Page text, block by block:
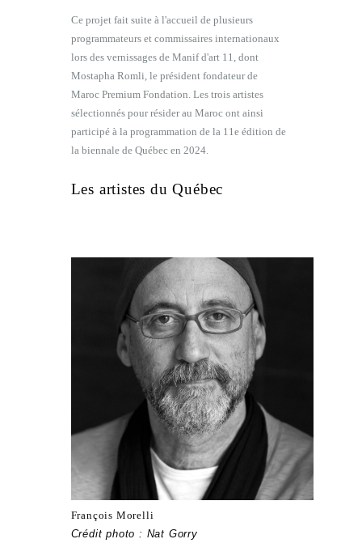
Ce projet fait suite à l'accueil de plusieurs
programmateurs et commissaires internationaux
lors des vernissages de Manif d'art 11, dont
Mostapha Romli, le président fondateur de
Maroc Premium Fondation. Les trois artistes
sélectionnés pour résider au Maroc ont ainsi
participé à la programmation de la 11e édition de
la biennale de Québec en 2024.
Les artistes du Québec
François Morelli
Crédit photo : Nat Gorry